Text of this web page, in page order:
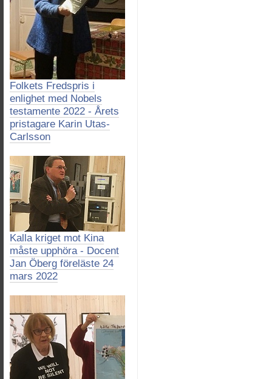
Folkets Fredspris i
enlighet med Nobels
testamente 2022 - Årets
pristagare Karin Utas-
Carlsson
Kalla kriget mot Kina
måste upphöra - Docent
Jan Öberg föreläste 24
mars 2022